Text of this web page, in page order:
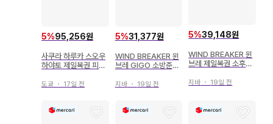
5%95,256원
사쿠라 하루카 스오우
하야토 제일복권 피규
AKER
도쿄 ・ 17일 전
5%31,377원
WIND BREAKER 윈
브레 GIGO 소방준비
지바・ 19일 전
5%39,148원
WIND BREAKER 윈
브레 제일복권 소후린
릴 스탠드
지바 ・ 19일 전